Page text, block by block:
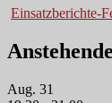
Einsatzberichte-
Aug. 31